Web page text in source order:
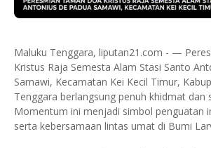
Maluku Tenggara, liputan21.com - —
Kristus Raja Semesta Alam Stasi Santo
Samawi, Kecamatan Kei Kecil Timur,
Tenggara berlangsung penuh khidmat dan
Momentum ini menjadi simbol penguatan
serta kebersamaan lintas umat di Bumi